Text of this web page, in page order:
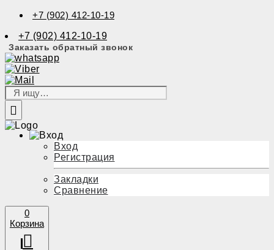
+7 (902) 412-10-19
+7 (902) 412-10-19
Заказать обратный звонок
Вход
Регистрация
Закладки
Сравнение
0
Корзина